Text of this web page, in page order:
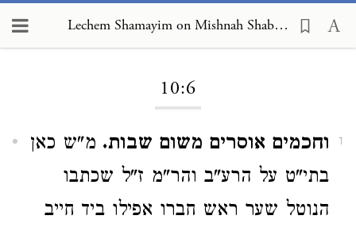
Lechem Shamayim on Mishnah Shabbat 10:6
10:6
1 וחכמים אוסרים משום שבות. מ"ש כאן
בתי"ט על הרע"ב והר"מ ז"ל שכתבו
הנוטל שער ראש חברו אפילו ביד חייב